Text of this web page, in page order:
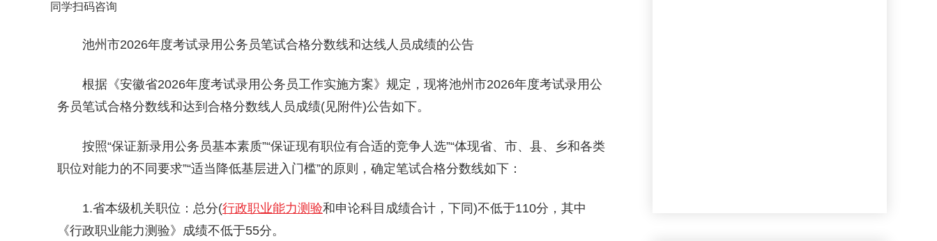
同学扫码咨询
池州市2026年度考试录用公务员笔试合格分数线和达线人员成绩的公告
根据《安徽省2026年度考试录用公务员工作实施方案》规定，现将池州市2026年度考试录用公
务员笔试合格分数线和达到合格分数线人员成绩(见附件)公告如下。
按照“保证新录用公务员基本素质”“保证现有职位有合适的竞争人选”“体现省、市、县、乡和各类
职位对能力的不同要求”“适当降低基层进入门槛”的原则，确定笔试合格分数线如下：
1.省本级机关职位：总分(行政职业能力测验和申论科目成绩合计，下同)不低于110分，其中
《行政职业能力测验》成绩不低于55分。